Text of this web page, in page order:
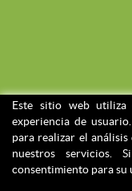
Este sitio web utiliza
experiencia de
para realizar el
nuestros servicios.
consentimiento para su